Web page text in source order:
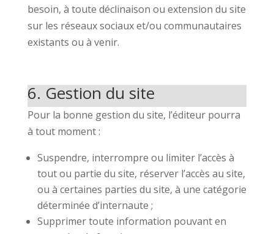
besoin, à toute déclinaison ou extension du site
sur les réseaux sociaux et/ou communautaires
existants ou à venir.
6. Gestion du site
Pour la bonne gestion du site, l’éditeur pourra
à tout moment :
Suspendre, interrompre ou limiter l’accès à
tout ou partie du site, réserver l’accès au site,
ou à certaines parties du site, à une catégorie
déterminée d’internaute ;
Supprimer toute information pouvant en